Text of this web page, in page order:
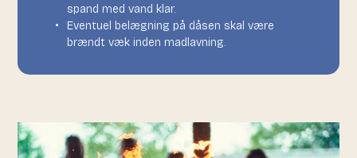
spand med vand klar.
Eventuel belægning på dåsen skal være
brændt væk inden madlavning.